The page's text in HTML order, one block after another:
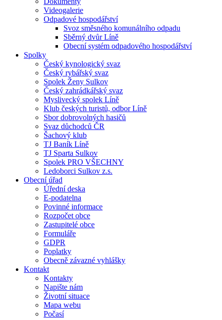
Videogalerie
Odpadové hospodářství
Svoz směsného komunálního odpadu
Sběrný dvůr Líně
Obecní systém odpadového hospodářství
Spolky
Český kynologický svaz
Český rybářský svaz
Spolek Ženy Sulkov
Český zahrádkářský svaz
Myslivecký spolek Líně
Klub českých turistů, odbor Líně
Sbor dobrovolných hasičů
Svaz důchodců ČR
Šachový klub
TJ Baník Líně
TJ Sparta Sulkov
Spolek PRO VŠECHNY
Ledoborci Sulkov z.s.
Obecní úřad
Úřední deska
E-podatelna
Povinné informace
Rozpočet obce
Zastupitelé obce
Formuláře
GDPR
Poplatky
Obecně závazné vyhlášky
Kontakt
Kontakty
Napište nám
Životní situace
Mapa webu
Počasí